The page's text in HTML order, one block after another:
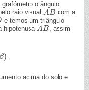
o ângulo
raio visual A B
AB
com a
e temos um triângulo
hipotenusa AB
AB , assim
β)
acima do solo e